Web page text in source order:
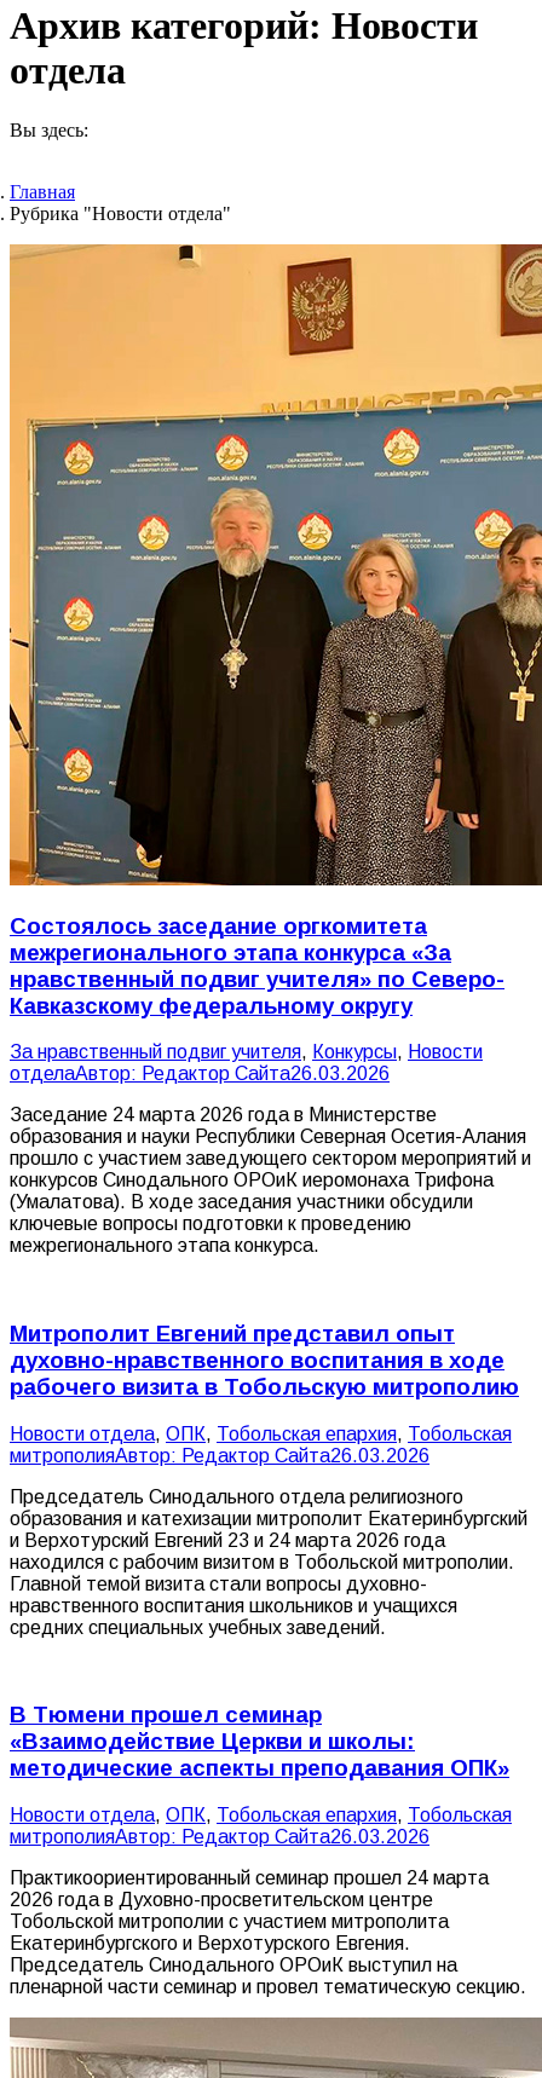
Архив категорий: Новости
отдела
Вы здесь:
Главная
Рубрика "Новости отдела"
Состоялось заседание оргкомитета
межрегионального этапа конкурса «За
нравственный подвиг учителя» по Северо-
Кавказскому федеральному округу
За нравственный подвиг учителя, Конкурсы, Новости
отделаАвтор: Редактор Сайта26.03.2026
Заседание 24 марта 2026 года в Министерстве
образования и науки Республики Северная Осетия-Алания
прошло с участием заведующего сектором мероприятий и
конкурсов Синодального ОРОиК иеромонаха Трифона
(Умалатова). В ходе заседания участники обсудили
ключевые вопросы подготовки к проведению
межрегионального этапа конкурса.
Митрополит Евгений представил опыт
духовно-нравственного воспитания в ходе
рабочего визита в Тобольскую митрополию
Новости отдела, ОПК, Тобольская епархия, Тобольская
митрополияАвтор: Редактор Сайта26.03.2026
Председатель Синодального отдела религиозного
образования и катехизации митрополит Екатеринбургский
и Верхотурский Евгений 23 и 24 марта 2026 года
находился с рабочим визитом в Тобольской митрополии.
Главной темой визита стали вопросы духовно-
нравственного воспитания школьников и учащихся
средних специальных учебных заведений.
В Тюмени прошел семинар
«Взаимодействие Церкви и школы:
методические аспекты преподавания ОПК»
Новости отдела, ОПК, Тобольская епархия, Тобольская
митрополияАвтор: Редактор Сайта26.03.2026
Практикоориентированный семинар прошел 24 марта
2026 года в Духовно-просветительском центре
Тобольской митрополии с участием митрополита
Екатеринбургского и Верхотурского Евгения.
Председатель Синодального ОРОиК выступил на
пленарной части семинар и провел тематическую секцию.